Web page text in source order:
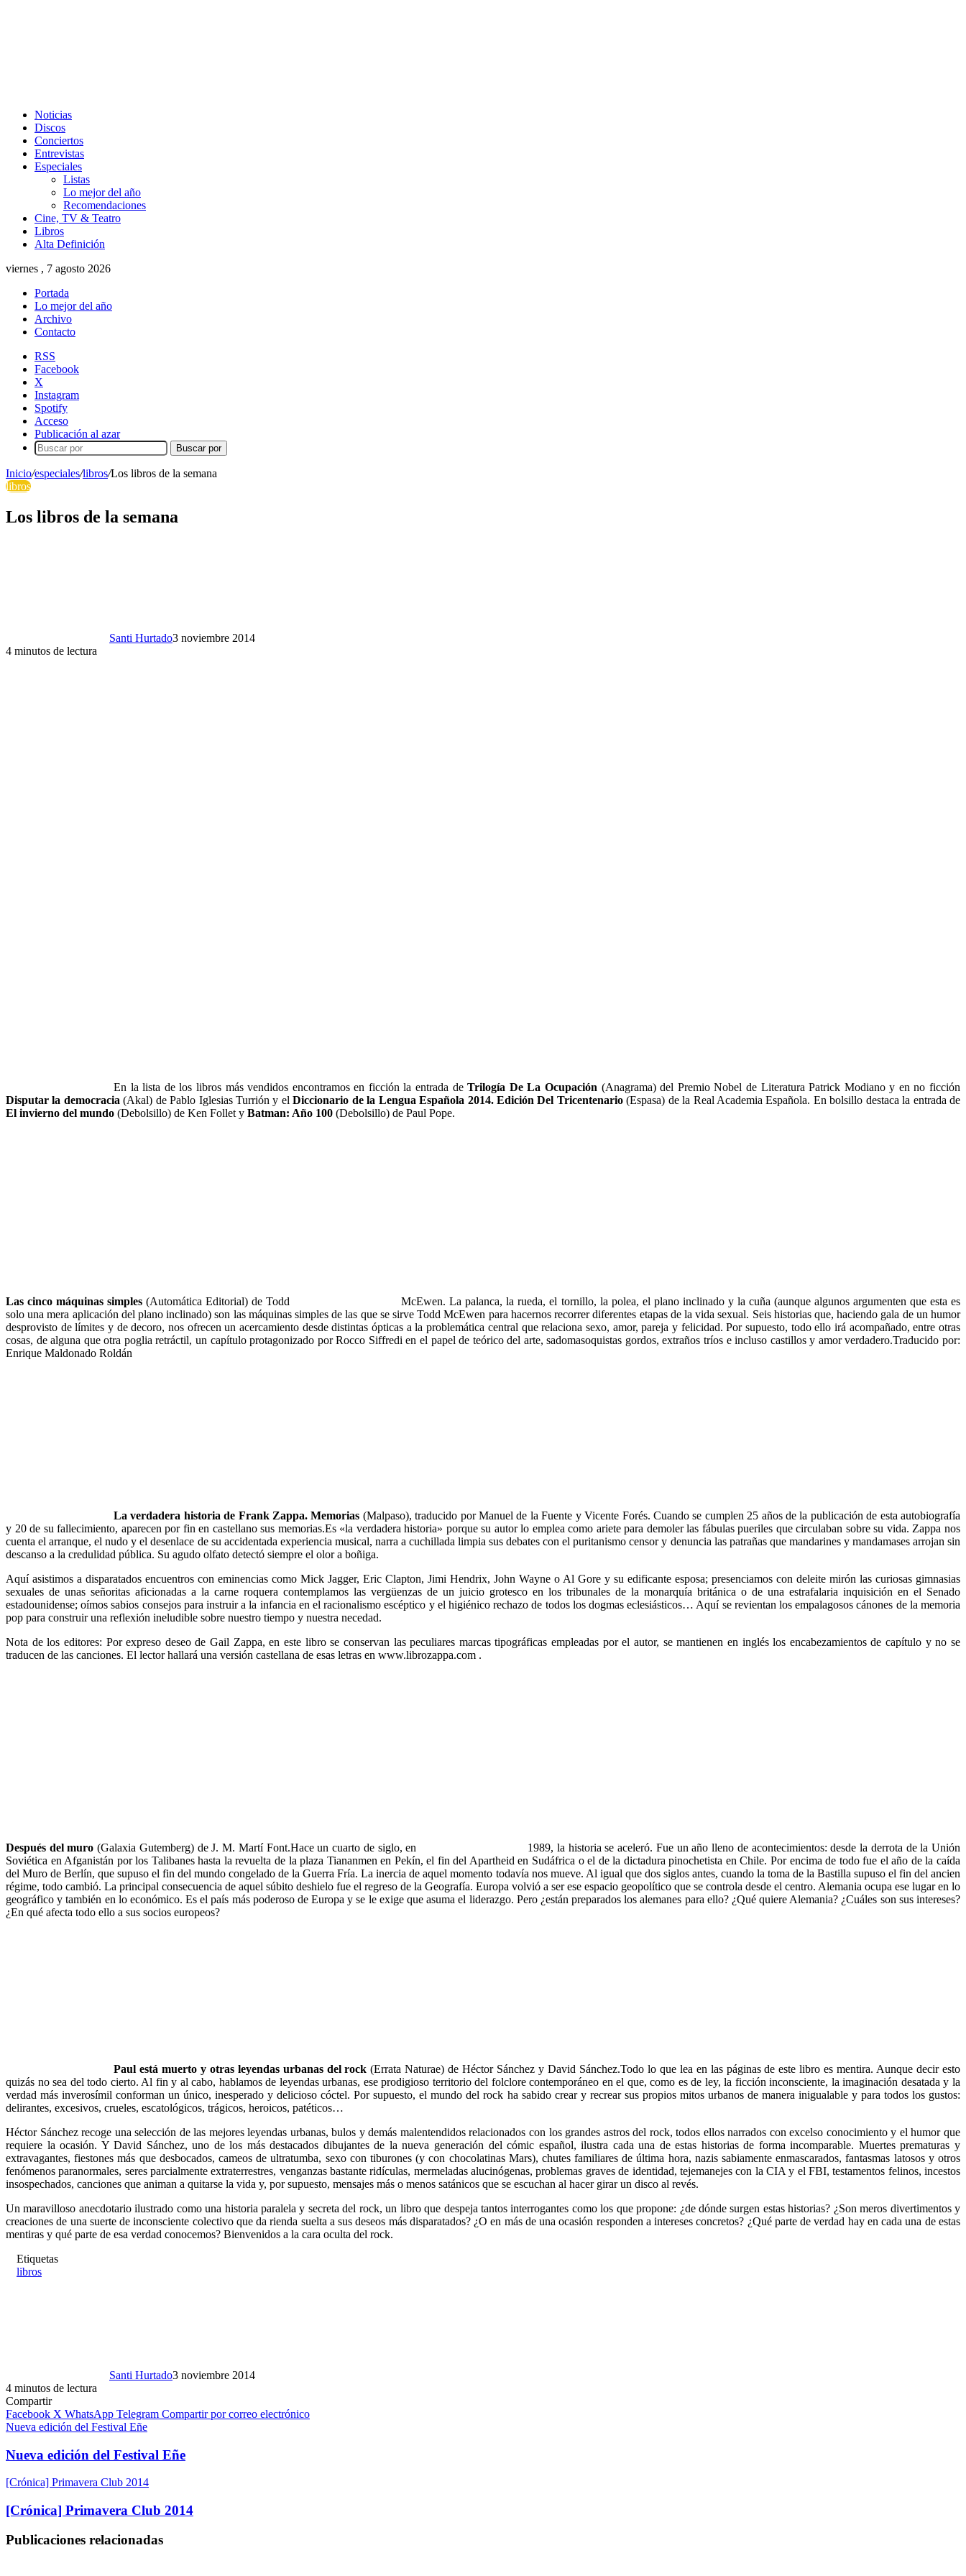
Noticias
Discos
Conciertos
Entrevistas
Especiales
Listas
Lo mejor del año
Recomendaciones
Cine, TV & Teatro
Libros
Alta Definición
viernes , 7 agosto 2026
Portada
Lo mejor del año
Archivo
Contacto
RSS
Facebook
X
Instagram
Spotify
Acceso
Publicación al azar
Buscar por
Inicio/especiales/libros/Los libros de la semana
libros
Los libros de la semana
Santi Hurtado3 noviembre 2014
4 minutos de lectura
En la lista de los libros más vendidos encontramos en ficción la entrada deTrilogía De La Ocupación (Anagrama) del Premio Nobel de Literatura Patrick Modiano y en no ficción
Disputar la democracia (Akal) de Pablo Iglesias Turrión y elDiccionario de la Lengua Española 2014. Edición Del Tricentenario(Espasa) de la Real Academia Española. En bolsillo destaca la entrada de
El invierno del mundo (Debolsillo) de Ken Follet y Batman: Año 100 (Debolsillo) de Paul Pope.
Las cinco máquinas simples (Automática Editorial) de Todd
McEwen. La palanca, la rueda, el tornillo, la polea, el plano inclinado y la cuña (aunque algunos argumenten que esta es
solo una mera aplicación del plano inclinado) son las máquinas simples de las que se sirve Todd McEwen para hacernos recorrer diferentes etapas de la vida sexual. Seis historias que, haciendo gala de un humor
desprovisto de límites y de decoro, nos ofrecen un acercamiento desde distintas ópticas a la problemática central que relaciona sexo, amor, pareja y felicidad. Por supuesto, todo ello irá acompañado, entre otras
cosas, de alguna que otra poglia retráctil, un capítulo protagonizado por Rocco Siffredi en el papel de teórico del arte, sadomasoquistas gordos, extraños tríos e incluso castillos y amor verdadero.Traducido por:
Enrique Maldonado Roldán
La verdadera historia de Frank Zappa. Memorias (Malpaso), traducido por Manuel de la Fuente y Vicente Forés. Cuando se cumplen 25 años de la publicación de esta autobiografía
y 20 de su fallecimiento, aparecen por fin en castellano sus memorias.Es «la verdadera historia» porque su autor lo emplea como ariete para demoler las fábulas pueriles que circulaban sobre su vida. Zappa nos
cuenta el arranque, el nudo y el desenlace de su accidentada experiencia musical, narra a cuchillada limpia sus debates con el puritanismo censor y denuncia las patrañas que mandarines y mandamases arrojan sin
descanso a la credulidad pública. Su agudo olfato detectó siempre el olor a boñiga.
Aquí asistimos a disparatados encuentros con eminencias como Mick Jagger, Eric Clapton, Jimi Hendrix, John Wayne o Al Gore y su edificante esposa; presenciamos con deleite mirón las curiosas gimnasias
sexuales de unas señoritas aficionadas a la carne roquera contemplamos las vergüenzas de un juicio grotesco en los tribunales de la monarquía británica o de una estrafalaria inquisición en el Senado
estadounidense; oímos sabios consejos para instruir a la infancia en el racionalismo escéptico y el higiénico rechazo de todos los dogmas eclesiásticos… Aquí se revientan los empalagosos cánones de la memoria
pop para construir una reflexión ineludible sobre nuestro tiempo y nuestra necedad.
Nota de los editores: Por expreso deseo de Gail Zappa, en este libro se conservan las peculiares marcas tipográficas empleadas por el autor, se mantienen en inglés los encabezamientos de capítulo y no se
traducen de las canciones. El lector hallará una versión castellana de esas letras en www.librozappa.com .
Después del muro (Galaxia Gutemberg) de J. M. Martí Font.Hace un cuarto de siglo, en
1989, la historia se aceleró. Fue un año lleno de acontecimientos: desde la derrota de la Unión
Soviética en Afganistán por los Talibanes hasta la revuelta de la plaza Tiananmen en Pekín, el fin del Apartheid en Sudáfrica o el de la dictadura pinochetista en Chile. Por encima de todo fue el año de la caída
del Muro de Berlín, que supuso el fin del mundo congelado de la Guerra Fría. La inercia de aquel momento todavía nos mueve. Al igual que dos siglos antes, cuando la toma de la Bastilla supuso el fin del ancien
régime, todo cambió. La principal consecuencia de aquel súbito deshielo fue el regreso de la Geografía. Europa volvió a ser ese espacio geopolítico que se controla desde el centro. Alemania ocupa ese lugar en lo
geográfico y también en lo económico. Es el país más poderoso de Europa y se le exige que asuma el liderazgo. Pero ¿están preparados los alemanes para ello? ¿Qué quiere Alemania? ¿Cuáles son sus intereses?
¿En qué afecta todo ello a sus socios europeos?
Paul está muerto y otras leyendas urbanas del rock (Errata Naturae) de Héctor Sánchez y David Sánchez.Todo lo que lea en las páginas de este libro es mentira. Aunque decir esto
quizás no sea del todo cierto. Al fin y al cabo, hablamos de leyen­das urbanas, ese prodigioso territorio del folclore contemporáneo en el que, como es de ley, la ficción inconsciente, la imaginación desatada y la
verdad más inverosímil conforman un único, inesperado y delicioso cóctel. Por supuesto, el mundo del rock ha sabido crear y recrear sus propios mitos urbanos de manera inigualable y para todos los gustos:
delirantes, excesivos, crueles, escatológicos, trágicos, he­roicos, patéticos…
Héctor Sánchez recoge una selección de las mejores leyendas urba­nas, bulos y demás malentendidos relacionados con los grandes astros del rock, todos ellos narrados con excelso conocimiento y el humor que
requiere la ocasión. Y David Sánchez, uno de los más destacados dibu­jantes de la nueva generación del cómic español, ilustra cada una de estas historias de forma incomparable. Muertes prematuras y
extravagantes, fiestones más que desbocados, cameos de ultratumba, sexo con tiburo­nes (y con chocolatinas Mars), chutes familiares de última hora, nazis sabiamente enmascarados, fantasmas latosos y otros
fenómenos para­normales, seres parcialmente extraterrestres, venganzas bastante ridículas, mermeladas alucinógenas, problemas graves de identidad, tejema­nejes con la CIA y el FBI, testamentos felinos, incestos
insospechados, canciones que animan a quitarse la vida y, por supuesto, mensajes más o menos satánicos que se escuchan al hacer girar un disco al revés.
Un maravilloso anecdotario ilus­trado como una historia paralela y secreta del rock, un libro que despe­ja tantos interrogantes como los que propone: ¿de dónde surgen estas historias? ¿Son meros divertimentos y
creaciones de una suerte de in­consciente colectivo que da rienda suelta a sus deseos más disparata­dos? ¿O en más de una ocasión responden a intereses concretos? ¿Qué parte de verdad hay en cada una de estas
mentiras y qué parte de esa verdad conocemos? Bienvenidos a la cara oculta del rock.
Etiquetas
libros
Santi Hurtado3 noviembre 2014
4 minutos de lectura
Compartir
Facebook X WhatsApp Telegram Compartir por correo electrónico
Nueva edición del Festival Eñe
Nueva edición del Festival Eñe
[Crónica] Primavera Club 2014
[Crónica] Primavera Club 2014
Publicaciones relacionadas